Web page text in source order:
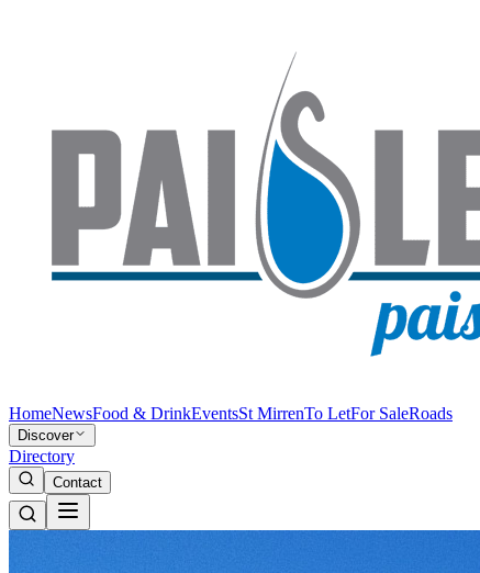
HomeNewsFood & DrinkEventsSt MirrenTo LetFor SaleRoads
Discover
Directory
Contact